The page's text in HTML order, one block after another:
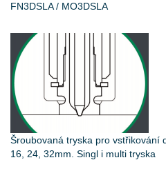
FN3DSLA / MO3DSLA
Šroubovaná tryska pro vstřikování
16, 24, 32mm. Singl i multi tryska